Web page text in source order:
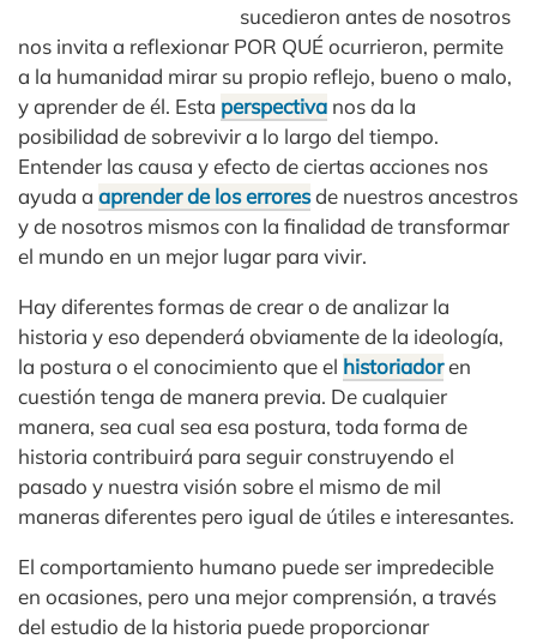
sucedieron antes de nosotros
nos invita a reflexionar POR QUÉ ocurrieron, permite
a la humanidad mirar su propio reflejo, bueno o malo,
y aprender de él. Esta perspectiva nos da la
posibilidad de sobrevivir a lo largo del tiempo.
Entender las causa y efecto de ciertas acciones nos
ayuda a aprender de los erroresde nuestros ancestros
y de nosotros mismos con la finalidad de transformar
el mundo en un mejor lugar para vivir.
Hay diferentes formas de crear o de analizar la
historia y eso dependerá obviamente de la ideología,
la postura o el conocimiento que el historiadoren
cuestión tenga de manera previa. De cualquier
manera, sea cual sea esa postura, toda forma de
historia contribuirá para seguir construyendo el
pasado y nuestra visión sobre el mismo de mil
maneras diferentes pero igual de útiles e interesantes.
El comportamiento humano puede ser impredecible
en ocasiones, pero una mejor comprensión, a través
del estudio de la historia puede proporcionar